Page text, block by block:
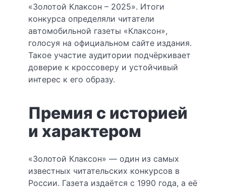
«Золотой Клаксон – 2025». Итоги
конкурса определяли читатели
автомобильной газеты «Клаксон»,
голосуя на официальном сайте издания.
Такое участие аудитории подчёркивает
доверие к кроссоверу и устойчивый
интерес к его образу.
Премия с историей
и характером
«Золотой Клаксoн» — один из самых
известных читательских конкурсов в
России. Газета издаётся с 1990 года, а её